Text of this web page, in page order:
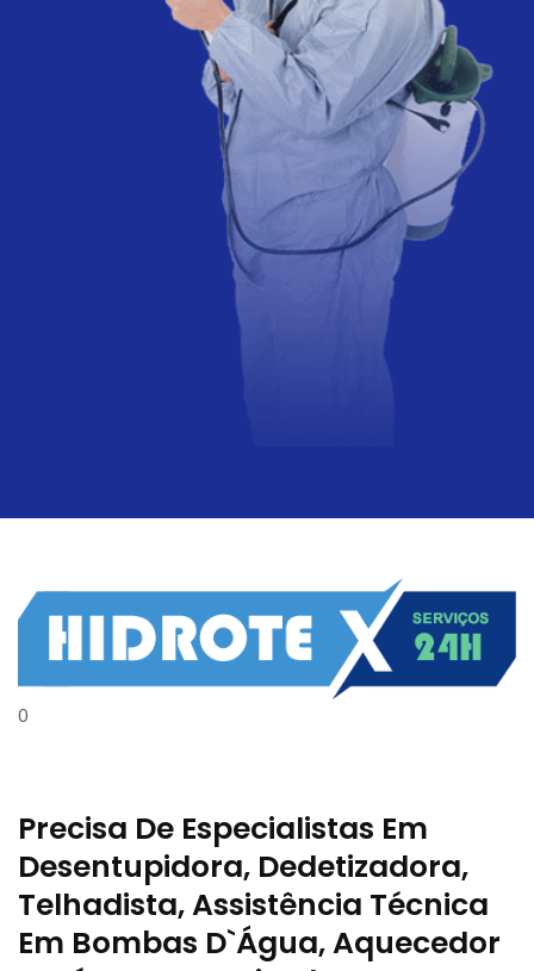
0
Precisa De Especialistas Em
Desentupidora, Dedetizadora,
Telhadista, Assistência Técnica
Em Bombas D`água, Aquecedor